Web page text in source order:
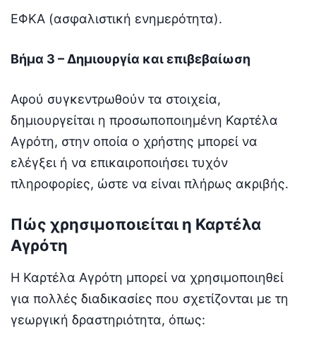
ΕΦΚΑ (ασφαλιστική ενημερότητα).
Βήμα 3 – Δημιουργία και επιβεβαίωση
Αφού συγκεντρωθούν τα στοιχεία,
δημιουργείται η προσωποποιημένη Καρτέλα
Αγρότη, στην οποία ο χρήστης μπορεί να
ελέγξει ή να επικαιροποιήσει τυχόν
πληροφορίες, ώστε να είναι πλήρως ακριβής.
Πώς χρησιμοποιείται η Καρτέλα
Αγρότη
Η Καρτέλα Αγρότη μπορεί να χρησιμοποιηθεί
για πολλές διαδικασίες που σχετίζονται με τη
γεωργική δραστηριότητα, όπως: